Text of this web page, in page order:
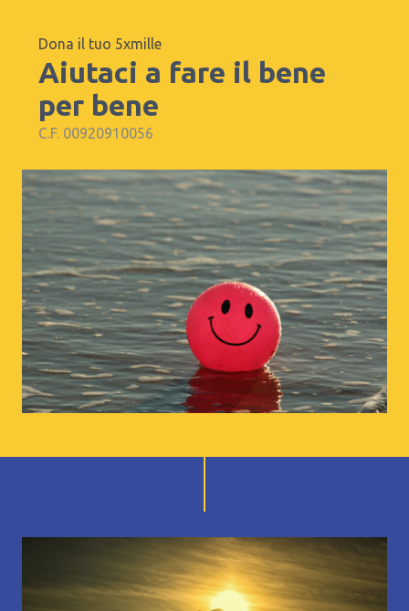
Dona il tuo 5xmille
Aiutaci a fare il bene
per bene
C.F. 00920910056